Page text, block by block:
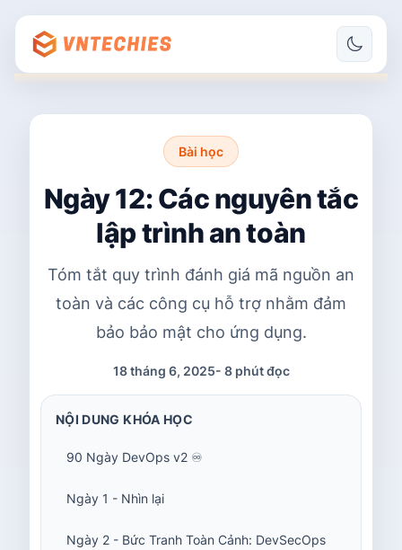
Bài học
Ngày 12: Các nguyên tắc
lập trình an toàn
Tóm tắt quy trình đánh giá mã nguồn an
toàn và các công cụ hỗ trợ nhằm đảm
bảo bảo mật cho ứng dụng.
18 tháng 6, 2025- 8 phút đọc
NỘI DUNG KHÓA HỌC
90 Ngày DevOps v2 ♾️
Ngày 1 - Nhìn lại
Ngày 2 - Bức Tranh Toàn Cảnh: DevSecOps